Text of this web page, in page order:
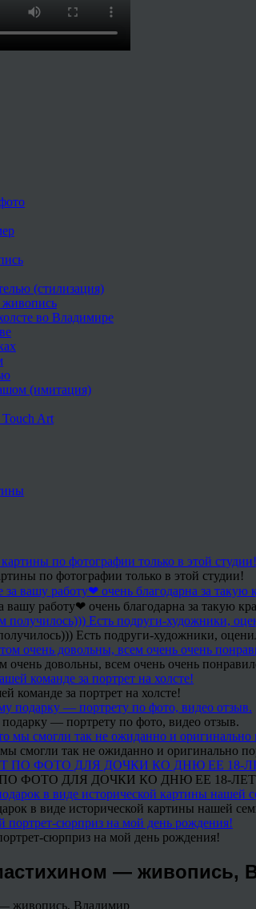
(стилизация)
живопись
во Владимире
(имитация)
Touch Art
по фотографии только в этой студии!
вашу работу❤ очень благодарна за такую
Есть подруги-художники,
очень довольны, всем очень очень
команде за портрет на холсте!
— портрету по фото, видео отзыв.
смогли так не ожиданно и оригинально
ФОТО ДЛЯ ДОЧКИ КО ДНЮ ЕЕ 18-
в виде исторической картины нашей
сюрприз на мой день рождения!
— живопись,